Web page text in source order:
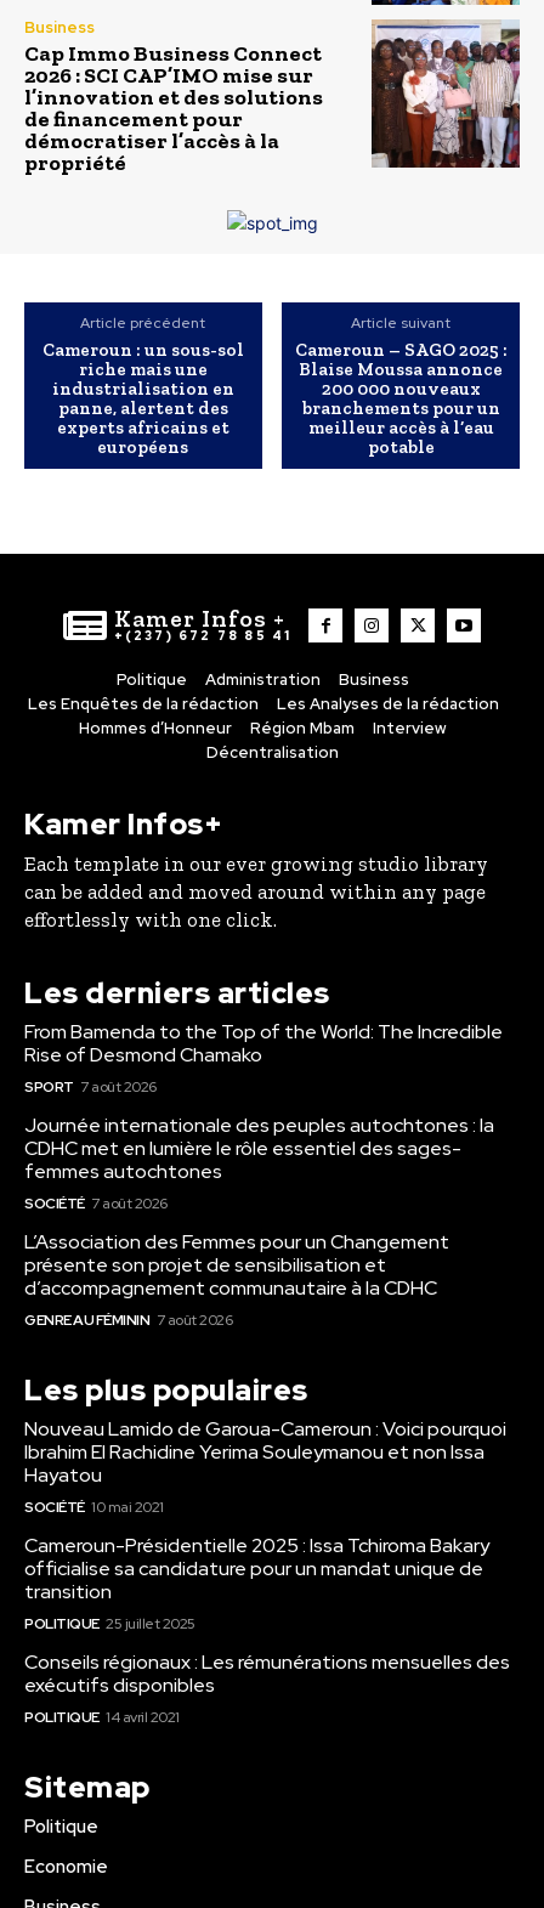
Business
Cap Immo Business Connect
2026 : SCI CAP’IMO mise sur
l’innovation et des solutions
de financement pour
démocratiser l’accès à la
propriété
Article précédent
Cameroun : un sous-sol
riche mais une
industrialisation en
panne, alertent des
experts africains et
européens
Article suivant
Cameroun – SAGO 2025 :
Blaise Moussa annonce
200 000 nouveaux
branchements pour un
meilleur accès à l’eau
potable
Kamer Infos +
+(237) 672 78 85 41
Politique Administration
Business
Les Enquêtes de la rédaction
Les Analyses de la rédaction
Hommes d’Honneur
Région Mbam
Interview
Décentralisation
Kamer Infos+
Each template in our ever growing studio library
can be added and moved around within any page
effortlessly with one click.
Les derniers articles
From Bamenda to the Top of the World: The Incredible
Rise of Desmond Chamako
SPORT 7 août 2026
Journée internationale des peuples autochtones : la
CDHC met en lumière le rôle essentiel des sages-
femmes autochtones
SOCIÉTÉ 7 août 2026
L’Association des Femmes pour un Changement
présente son projet de sensibilisation et
d’accompagnement communautaire à la CDHC
GENRE AU FÉMININ 7 août 2026
Les plus populaires
Nouveau Lamido de Garoua-Cameroun : Voici pourquoi
Ibrahim El Rachidine Yerima Souleymanou et non Issa
Hayatou
SOCIÉTÉ 10 mai 2021
Cameroun-Présidentielle 2025 : Issa Tchiroma Bakary
officialise sa candidature pour un mandat unique de
transition
POLITIQUE 25 juillet 2025
Conseils régionaux : Les rémunérations mensuelles des
exécutifs disponibles
POLITIQUE 14 avril 2021
Sitemap
Politique
Economie